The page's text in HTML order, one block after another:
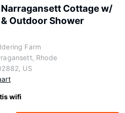
Cottage w/
Outdoor Shower
Farm
Rhode
US
wifi